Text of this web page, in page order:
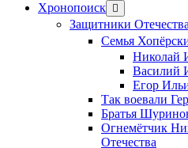
Хронопоиск открыть
меню
Защитники Отечества
Семья
Николай
Василий
Егор
Так воевали
Братья
Огнемётчик
Отечества